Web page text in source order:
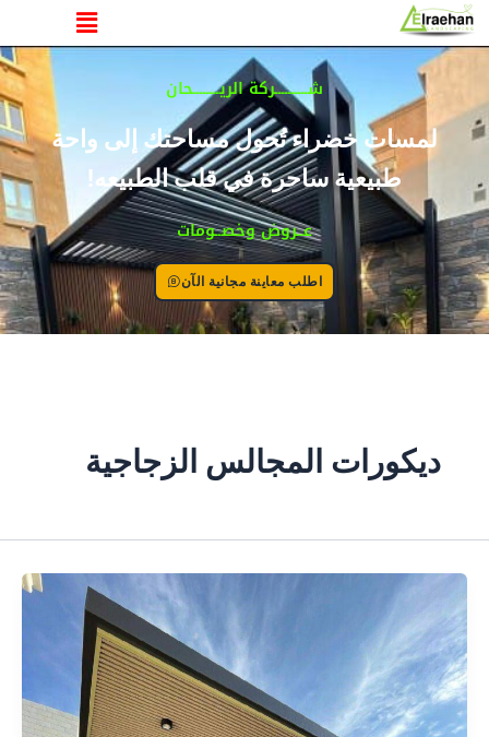
تخطي
إلى
المحتوى
القائمة
شــــــــــركة الريــــــــحان
لمسات خضراء تُحول مساحتك إلى واحة
طبيعية ساحرة في قلب الطبيعه!
عــروض وخصــومات
اطلب معاينة مجانية الآن
ديكورات المجالس الزجاجية